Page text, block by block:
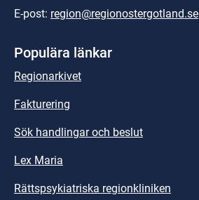
E-post: region@regionostergotland.se
Populära länkar
Regionarkivet
Fakturering
Sök handlingar och beslut
Lex Maria
Rättspsykiatriska regionkliniken